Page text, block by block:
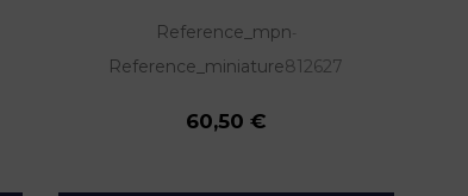
Reference_mpn-
Reference_miniature812627
60,50 €